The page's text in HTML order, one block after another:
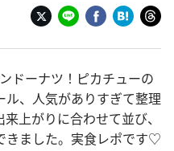
ドーナツ！ピカチューの
、人気がありすぎて整理
上がりに合わせて並び、
きました。実食レポです♡